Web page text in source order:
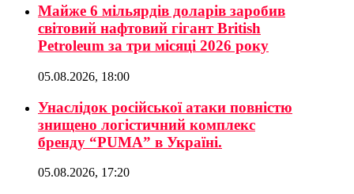
Майже 6 мільярдів доларів заробив
світовий нафтовий гігант British
Petroleum за три місяці 2026 року
05.08.2026, 18:00
Унаслідок російської атаки повністю
знищено логістичний комплекс
бренду “PUMA” в Україні.
05.08.2026, 17:20